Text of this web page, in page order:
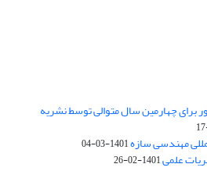
چهارمین سال متوالی توسط نشریه
مهندسی سازه1401-03-04
علمی1401-02-26